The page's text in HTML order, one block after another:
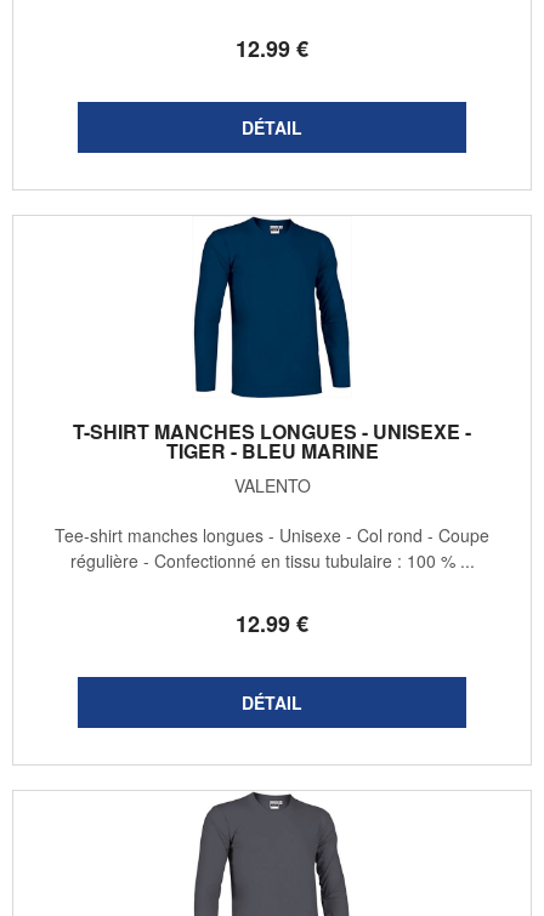
12.99€
T-SHIRT MANCHES LONGUES - UNISEXE -
TIGER - BLEU MARINE
VALENTO
12.99€
Tee-shirt manches longues - Unisexe - Col rond - Coupe
régulière - Confectionné en tissu tubulaire : 100 % ...